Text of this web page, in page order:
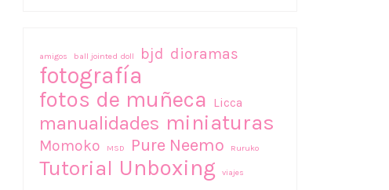
amigos ball jointed doll bjd dioramas
fotografía
fotos de muñeca Licca
manualidades miniaturas
Momoko MSD Pure Neemo Ruruko
Tutorial Unboxing viajes